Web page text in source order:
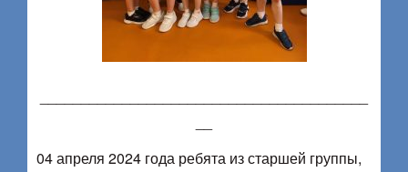
04 апреля 2024 года ребята из старшей группы,